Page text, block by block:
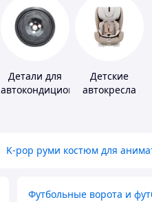
Детали для
автокондиционеров
Детские
автокресла
K-pop руми костюм для
Футбольные ворота и